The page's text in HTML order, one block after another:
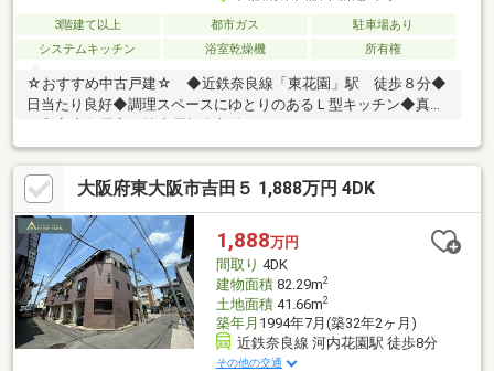
3階建て以上 都市ガス
駐車場あり
システムキッチン
浴室乾燥機 所有権
☆おすすめ中古戸建☆ ◆近鉄奈良線「東花園」駅 徒歩８分◆
日当たり良好◆調理スペースにゆとりのあるＬ型キッチン◆真壁
の和室◆各居室６帖◆屋根裏収納あり～・～・～・～・～・～・
～・～・～・～・～・～・～・～・～・～・～・～・～不動産購
入で失敗しないように、豊富な経験と知識を持つ弊社がしっかり
とサポートを行います。まずはお気軽にお問い合わせください
(^o^)／～・～・～・～・～・～・～・～・～・～・～・～・～・
～・～・～・～・～・～
大阪府東大阪市吉田５ 1,888万円 4DK
1,888万円
間取り 4DK
建物面積82.29m2
土地面積41.66m2
築年月 1994年7月(築32年2ヶ月)
近鉄奈良線 河内花園駅 徒歩8分
その他の交通